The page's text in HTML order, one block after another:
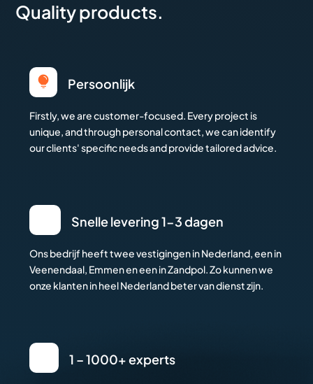
Quality products.
 Persoonlijk
Firstly, we are customer-focused. Every project is
unique, and through personal contact, we can identify
our clients' specific needs and provide tailored advice.
Snelle levering 1-3 dagen
Ons bedrijf heeft twee vestigingen in Nederland, een in
Veenendaal, Emmen en een in Zandpol. Zo kunnen we
onze klanten in heel Nederland beter van dienst zijn.
1 – 1000+ experts